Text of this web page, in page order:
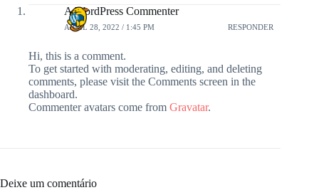
A WordPress Commenter
ABRIL 28, 2022 / 1:45 PM RESPONDER
Hi, this is a comment.
To get started with moderating, editing, and deleting
comments, please visit the Comments screen in the
dashboard.
Commenter avatars come from Gravatar.
Deixe um comentário